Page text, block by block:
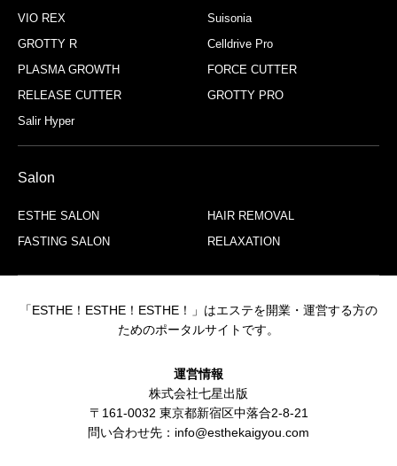
VIO REX
Suisonia
GROTTY R
Celldrive Pro
PLASMA GROWTH
FORCE CUTTER
RELEASE CUTTER
GROTTY PRO
Salir Hyper
Salon
ESTHE SALON
HAIR REMOVAL
FASTING SALON
RELAXATION
「ESTHE！ESTHE！ESTHE！」はエステを開業・運営する方の
ためのポータルサイトです。
運営情報
株式会社七星出版
〒161-0032 東京都新宿区中落合2-8-21
問い合わせ先：info@esthekaigyou.com